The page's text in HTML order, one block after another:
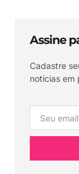
Assine
Cadastre
notícias em